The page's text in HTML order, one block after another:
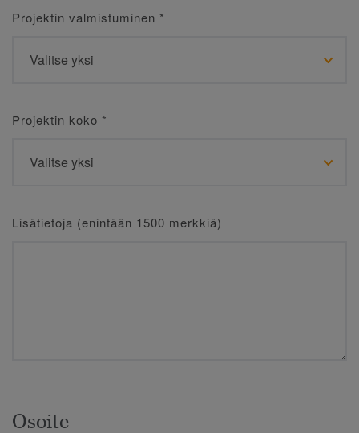
Projektin valmistuminen *
Projektin koko *
Lisätietoja (enintään 1500 merkkiä)
Osoite